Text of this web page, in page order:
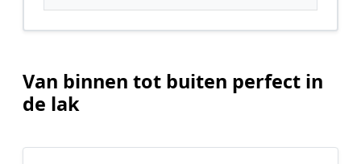
Van binnen tot buiten perfect in
de lak